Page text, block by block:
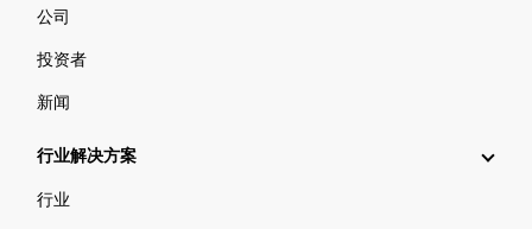
公司
投资者
新闻
行业解决方案
行业